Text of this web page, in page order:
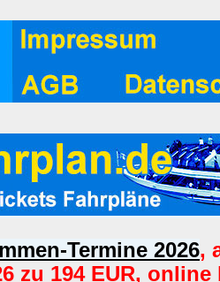
Termine 2026,
zu 194 EUR, online